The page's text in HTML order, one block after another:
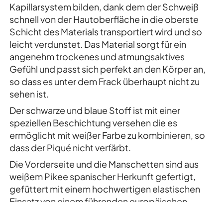
Kapillarsystem bilden, dank dem der Schweiß
schnell von der Hautoberfläche in die oberste
Schicht des Materials transportiert wird und so
leicht verdunstet. Das Material sorgt für ein
angenehm trockenes und atmungsaktives
Gefühl und passt sich perfekt an den Körper an,
so dass es unter dem Frack überhaupt nicht zu
sehen ist.
Der schwarze und blaue Stoff ist mit einer
speziellen Beschichtung versehen die es
ermöglicht mit weißer Farbe zu kombinieren, so
dass der Piqué nicht verfärbt.
Die Vorderseite und die Manschetten sind aus
weißem Pikee spanischer Herkunft gefertigt,
gefüttert mit einem hochwertigen elastischen